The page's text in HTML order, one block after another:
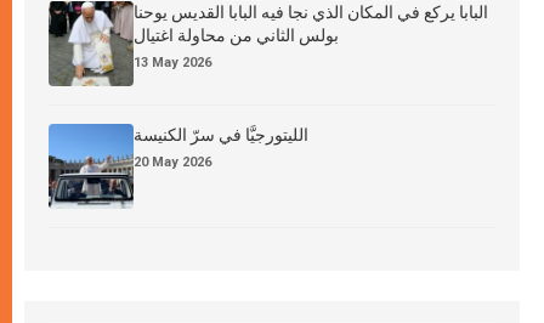
البابا يركع في المكان الذي نجا فيه البابا القديس يوحنا
بولس الثاني من محاولة اغتيال
13 May 2026
الليتورجيَّا في سرّ الكنيسة
20 May 2026